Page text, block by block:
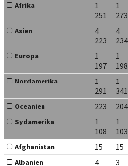
Afrika
1
251
1
273
Asien
4
223
4
234
Europa
1
197
1
198
Nordamerika
1
291
1
341
Oceanien 223 204
Sydamerika
1
108
1
103
Afghanistan 15 15
Albanien 4 3